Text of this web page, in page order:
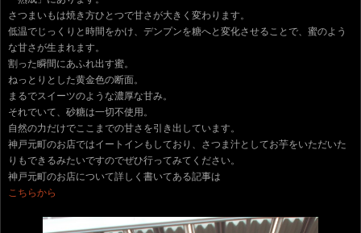
さつまいもは焼き方ひとつで甘さが大きく変わります。
低温でじっくりと時間をかけ、デンプンを糖へと変化させることで、蜜のよう
な甘さが生まれます。
割った瞬間にあふれ出す蜜。
ねっとりとした黄金色の断面。
まるでスイーツのような濃厚な甘み。
それでいて、砂糖は一切不使用。
自然の力だけでここまでの甘さを引き出しています。
神戸元町のお店ではイートインもしており、さつま汁としてお芋をいただいた
りもできるみたいですのでぜひ行ってみてください。
神戸元町のお店について詳しく書いてある記事は
こちらから